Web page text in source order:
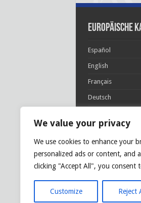
We value your privacy
We use cookies to enhance your
personalized ads or content, and
clicking "Accept All", you consent
Customize Reject
Europäische
Español
English
Français
Deutsch
Português
Polski
Glória Patri, et
princípio, et
sæculórum.